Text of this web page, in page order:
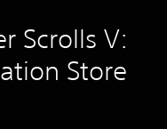
Scrolls V:
Store